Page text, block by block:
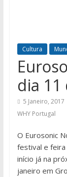
Cultura
dia 11
5 Janeiro, 2017
WHY Portugal
O Eurosonic
festival e
início já na
janeiro em